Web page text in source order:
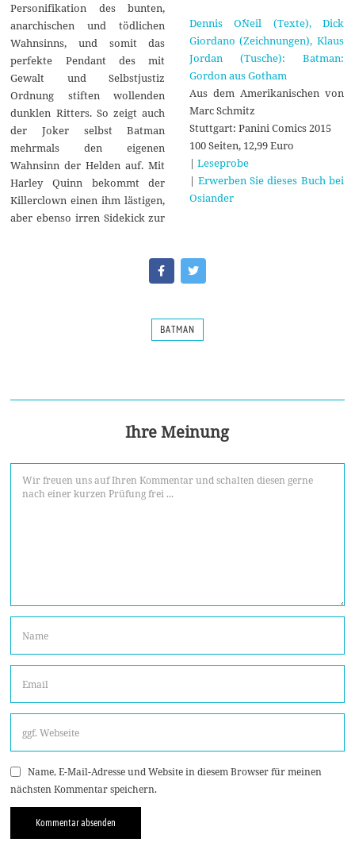
Personifikation des bunten,
anarchischen und tödlichen
Wahnsinns, und somit das
perfekte Pendant des mit
Gewalt und Selbstjustiz
Ordnung stiften wollenden
dunklen Ritters. So zeigt auch
der Joker selbst Batman
mehrmals den eigenen
Wahnsinn der Helden auf. Mit
Harley Quinn bekommt der
Killerclown einen ihm lästigen,
aber ebenso irren Sidekick zur
Dennis O´Neil (Texte), Dick
Giordano (Zeichnungen), Klaus
Jordan (Tusche): Batman:
Gordon aus Gotham
Aus dem Amerikanischen von
Marc Schmitz
Stuttgart: Panini Comics 2015
100 Seiten, 12,99 Euro
| Leseprobe
| Erwerben Sie dieses Buch bei
Osiander
BATMAN
Ihre Meinung
Name, E-Mail-Adresse und Website in diesem Browser für meinen
nächsten Kommentar speichern.